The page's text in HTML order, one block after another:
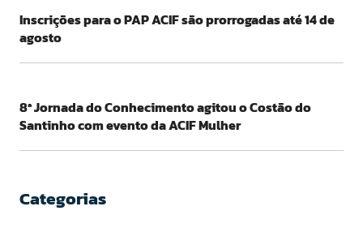
Inscrições para o PAP ACIF são prorrogadas até 14 de
agosto
8ª Jornada do Conhecimento agitou o Costão do
Santinho com evento da ACIF Mulher
Categorias